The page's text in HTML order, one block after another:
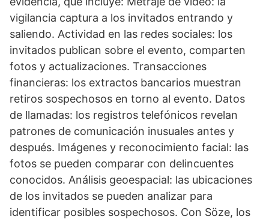
vigilancia captura a los invitados entrando y
saliendo. Actividad en las redes sociales: los
invitados publican sobre el evento, comparten
fotos y actualizaciones. Transacciones
financieras: los extractos bancarios muestran
retiros sospechosos en torno al evento. Datos
de llamadas: los registros telefónicos revelan
patrones de comunicación inusuales antes y
después. Imágenes y reconocimiento facial: las
fotos se pueden comparar con delincuentes
conocidos. Análisis geoespacial: las ubicaciones
de los invitados se pueden analizar para
identificar posibles sospechosos. Con Söze, los